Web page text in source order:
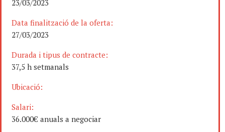
23/03/2023
Data finalització de la oferta:
27/03/2023
Durada i tipus de contracte:
37,5 h setmanals
Ubicació:
Salari:
36.000€ anuals a negociar